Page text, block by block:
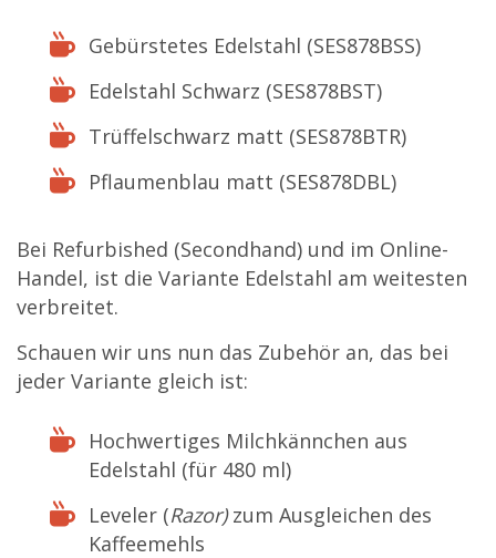
Gebürstetes Edelstahl (SES878BSS)
Edelstahl Schwarz (SES878BST)
Trüffelschwarz matt (SES878BTR)
Pflaumenblau matt (SES878DBL)
Bei Refurbished (Secondhand) und im Online-
Handel, ist die Variante Edelstahl am weitesten
verbreitet.
Schauen wir uns nun das Zubehör an, das bei
jeder Variante gleich ist:
Hochwertiges Milchkännchen aus
Edelstahl (für 480 ml)
Leveler (Razor)zum Ausgleichen des
Kaffeemehls